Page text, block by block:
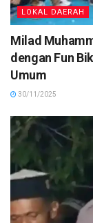
LOKAL DAERAH
Milad
dengan Fun
Umum
30/11/2025